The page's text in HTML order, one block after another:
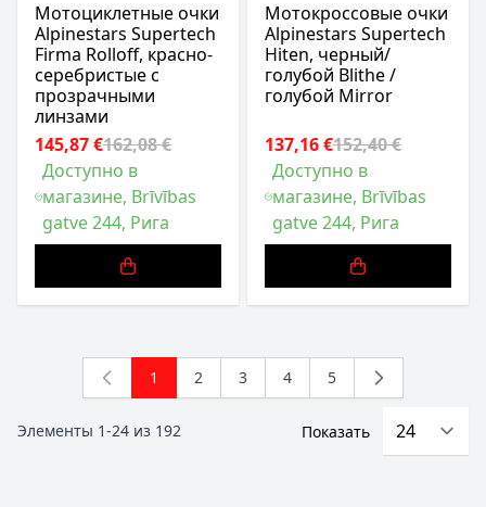
Мотоциклетные очки
Alpinestars Supertech
Firma Rolloff, красно-
серебристые с
прозрачными
линзами
145,87 €162,08 €
Доступно в
магазине, Brīvības
gatve 244, Рига
Мотокроссовые очки
Alpinestars Supertech
Hiten, черный/
голубой Blithe /
голубой Mirror
137,16 €152,40 €
Доступно в
магазине, Brīvības
gatve 244, Рига
Элементы 1-24 из 192
You're currently reading page
1 Страница
2 Страница
3 Страница
4 Страница
5
Показать